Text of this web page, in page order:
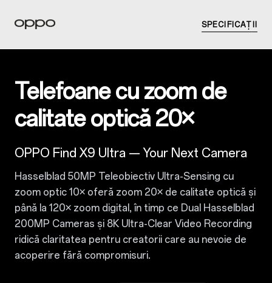
SPECIFICAȚII
Telefoane cu zoom de
calitate optică 20×
OPPO Find X9 Ultra — Your Next Camera
Hasselblad 50MP Teleobiectiv Ultra-Sensing cu
zoom optic 10× oferă zoom 20× de calitate optică și
până la 120× zoom digital, în timp ce Dual Hasselblad
200MP Cameras și 8K Ultra-Clear Video Recording
ridică claritatea pentru creatorii care au nevoie de
acoperire fără compromisuri.